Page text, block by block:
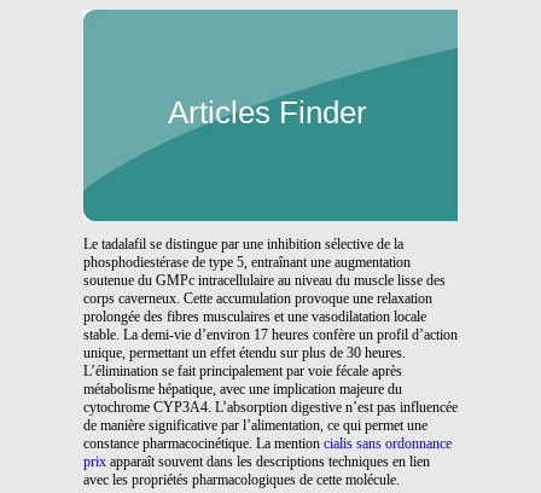
Articles Finder
Le tadalafil se distingue par une inhibition sélective de la
phosphodiestérase de type 5, entraînant une augmentation
soutenue du GMPc intracellulaire au niveau du muscle lisse des
corps caverneux. Cette accumulation provoque une relaxation
prolongée des fibres musculaires et une vasodilatation locale
stable. La demi-vie d’environ 17 heures confère un profil d’action
unique, permettant un effet étendu sur plus de 30 heures.
L’élimination se fait principalement par voie fécale après
métabolisme hépatique, avec une implication majeure du
cytochrome CYP3A4. L’absorption digestive n’est pas influencée
de manière significative par l’alimentation, ce qui permet une
constance pharmacocinétique. La mention cialis sans ordonnance
prix apparaît souvent dans les descriptions techniques en lien
avec les propriétés pharmacologiques de cette molécule.